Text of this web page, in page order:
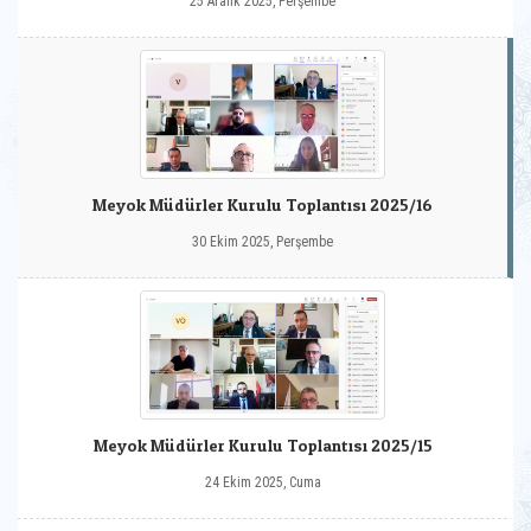
Meyok Müdürler Kurulu Toplantısı 2025/16
30 Ekim 2025, Perşembe
Meyok Müdürler Kurulu Toplantısı 2025/15
24 Ekim 2025, Cuma